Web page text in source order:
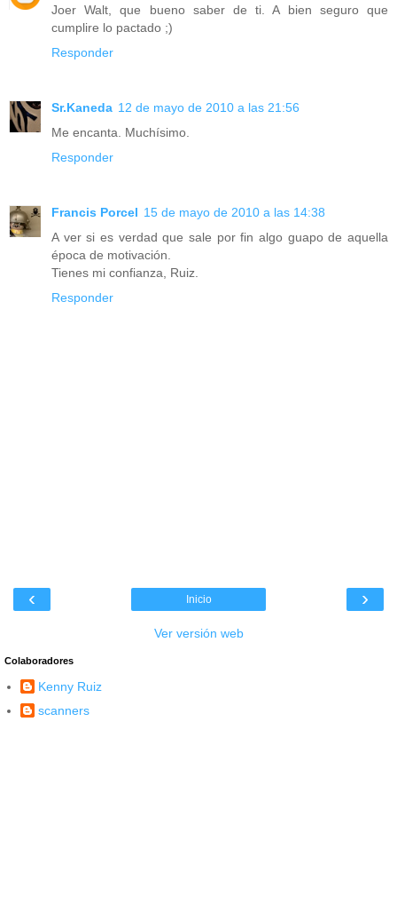
Joer Walt, que bueno saber de ti. A bien seguro que
cumplire lo pactado ;)
Responder
Sr.Kaneda 12 de mayo de 2010 a las 21:56
Me encanta. Muchísimo.
Responder
Francis Porcel 15 de mayo de 2010 a las 14:38
A ver si es verdad que sale por fin algo guapo de aquella
época de motivación.
Tienes mi confianza, Ruiz.
Responder
‹ ›
Inicio
Ver versión web
Colaboradores
Kenny Ruiz
scanners